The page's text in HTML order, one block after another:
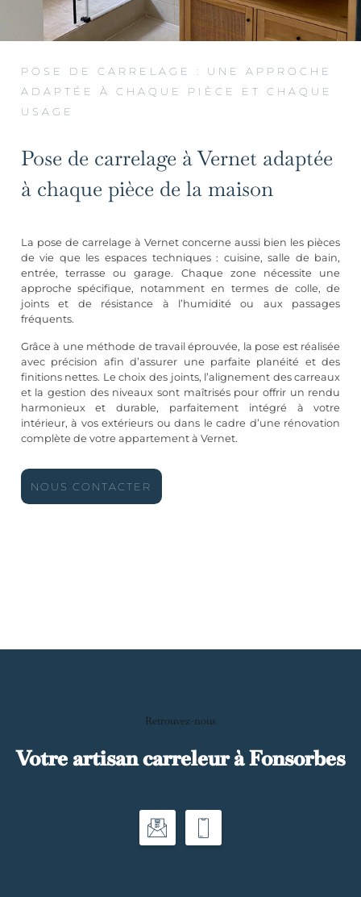
POSE DE CARRELAGE : UNE APPROCHE
ADAPTÉE À CHAQUE PIÈCE ET CHAQUE
USAGE
Pose de carrelage à Vernet adaptée
à chaque pièce de la maison
La pose de carrelage à Vernet concerne aussi bien les pièces
de vie que les espaces techniques : cuisine, salle de bain,
entrée, terrasse ou garage. Chaque zone nécessite une
approche spécifique, notamment en termes de colle, de
joints et de résistance à l’humidité ou aux passages
fréquents.
Grâce à une méthode de travail éprouvée, la pose est réalisée
avec précision afin d’assurer une parfaite planéité et des
finitions nettes. Le choix des joints, l’alignement des carreaux
et la gestion des niveaux sont maîtrisés pour offrir un rendu
harmonieux et durable, parfaitement intégré à votre
intérieur, à vos extérieurs ou dans le cadre d’une rénovation
complète de votre appartement à Vernet.
NOUS CONTACTER
Retrouvez-nous
Votre artisan carreleur à Fonsorbes